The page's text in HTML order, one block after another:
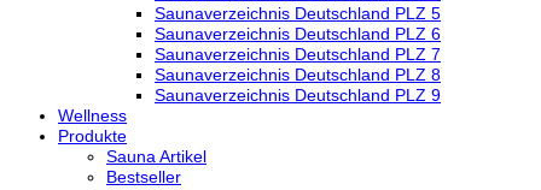
Saunaverzeichnis Deutschland PLZ 5
Saunaverzeichnis Deutschland PLZ 6
Saunaverzeichnis Deutschland PLZ 7
Saunaverzeichnis Deutschland PLZ 8
Saunaverzeichnis Deutschland PLZ 9
Wellness
Produkte
Sauna Artikel
Bestseller